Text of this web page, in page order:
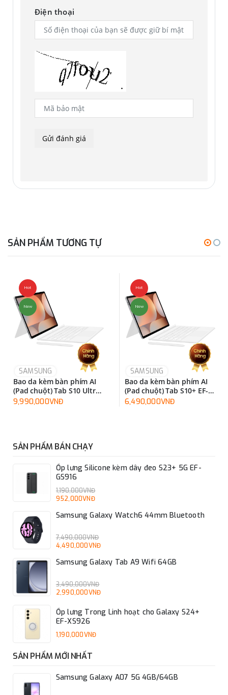
* Hình ảnh mô phỏng chỉ mang tính chất minh họa.
Điện thoại
SẢN PHẨM TƯƠNG TỰ
Hot
New
SAMSUNG
Bao da kèm bàn phím AI
(Pad chuột) Tab S10 Ultra
EF-DX925UBEGWW
9,990,000VNĐ
Hot
New
SAMSUNG
Bao da kèm bàn phím AI
(Pad chuột) Tab S10+ EF-
DX825UWEGWW
6,490,000VNĐ
SẢN PHẨM BÁN CHẠY
Ốp lưng Silicone kèm dây đeo S23+ 5G EF-
GS916
1,190,000VNĐ
952,000VNĐ
Samsung Galaxy Watch6 44mm Bluetooth
7,490,000VNĐ
4,490,000VNĐ
Samsung Galaxy Tab A9 Wifi 64GB
3,490,000VNĐ
2,990,000VNĐ
Ốp lưng Trong Linh hoạt cho Galaxy S24+
EF-XS926
1,190,000VNĐ
SẢN PHẨM MỚI NHẤT
Samsung Galaxy A07 5G 4GB/64GB